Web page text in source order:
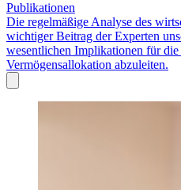
Publikationen
Die regelmäßige Analyse des
wichtiger Beitrag der Experten
wesentlichen Implikationen für die
Vermögensallokation abzuleiten.